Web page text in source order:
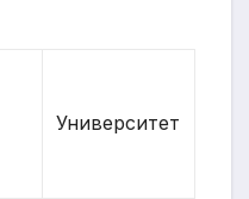
Университет